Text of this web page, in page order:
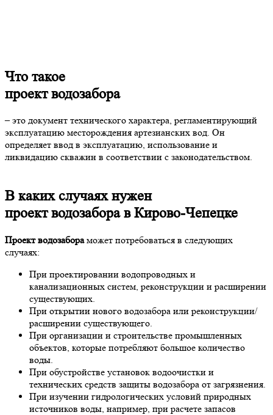
Что такое
проект водозабора
– это документ технического характера, регламентирующий
эксплуатацию месторождения артезианских вод. Он
определяет ввод в эксплуатацию, использование и
ликвидацию скважин в соответствии с законодательством.
В каких случаях нужен
проект водозабора в Кирово-Чепецке
Проект водозабораможет потребоваться в следующих
случаях:
При проектировании водопроводных и
канализационных систем, реконструкции и расширении
существующих.
При открытии нового водозабора или реконструкции/
расширении существующего.
При организации и строительстве промышленных
объектов, которые потребляют большое количество
воды.
При обустройстве установок водоочистки и
технических средств защиты водозабора от загрязнения.
При изучении гидрологических условий природных
источников воды, например, при расчете запасов